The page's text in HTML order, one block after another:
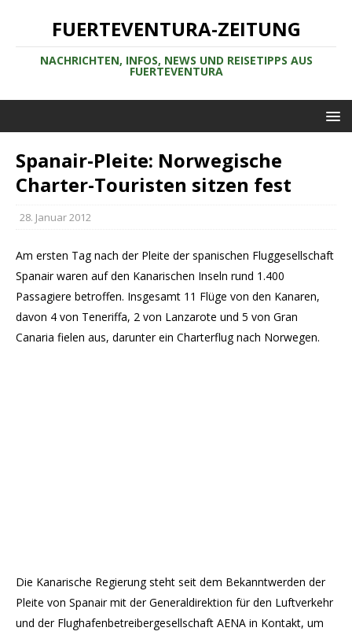
FUERTEVENTURA-ZEITUNG
NACHRICHTEN, INFOS, NEWS UND REISETIPPS AUS
FUERTEVENTURA
Spanair-Pleite: Norwegische
Charter-Touristen sitzen fest
28. Januar 2012
Am ersten Tag nach der Pleite der spanischen Fluggesellschaft
Spanair waren auf den Kanarischen Inseln rund 1.400
Passagiere betroffen. Insgesamt 11 Flüge von den Kanaren,
davon 4 von Teneriffa, 2 von Lanzarote und 5 von Gran
Canaria fielen aus, darunter ein Charterflug nach Norwegen.
Die Kanarische Regierung steht seit dem Bekanntwerden der
Pleite von Spanair mit der Generaldirektion für den Luftverkehr
und der Flughafenbetreibergesellschaft AENA in Kontakt, um